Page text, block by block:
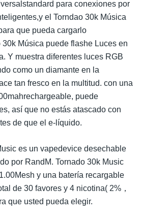
para conexiones por
el Torndao 30k Música
que pueda cargarlo
30k Música puede flashe Luces en
Y muestra diferentes luces RGB
como un diamante en la
tan fresco en la multitud. con una
puede
así que no estás atascado con
de que el e-líquido.
es un vapedevice desechable
por RandM. Tornado 30k Music
y una batería recargable
de 30 favores y 4 nicotina( 2%，
que usted pueda elegir.